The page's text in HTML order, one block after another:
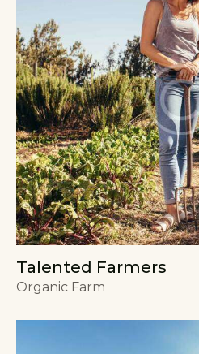
Talented Farmers
Organic Farm